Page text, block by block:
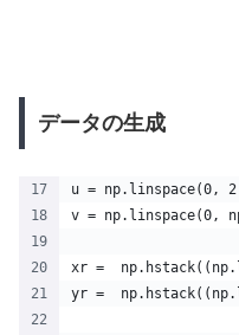
データの生成
u = np.linspace(0,
v = np.linspace(0,
xr =
yr =